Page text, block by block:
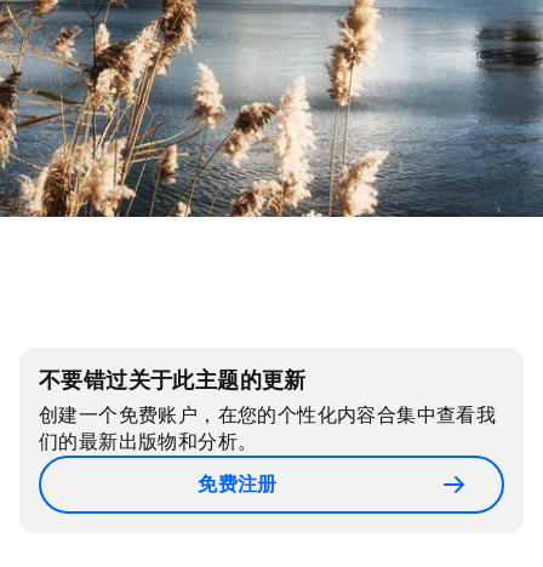
不要错过关于此主题的更新
创建一个免费账户，在您的个性化内容合集中查看我
们的最新出版物和分析。
免费注册